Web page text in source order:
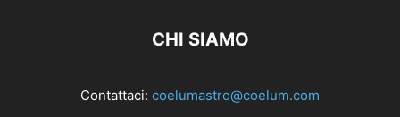
CHI SIAMO
Contattaci: coelumastro@coelum.com